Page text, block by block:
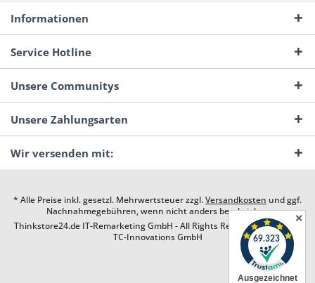
Informationen
Service Hotline
Unsere Communitys
Unsere Zahlungsarten
Wir versenden mit:
* Alle Preise inkl. gesetzl. Mehrwertsteuer zzgl.Versandkosten und ggf.
Nachnahmegebühren, wenn nicht anders beschrieben
Thinkstore24.de IT-Remarketing GmbH - All Rights Reserved. Design by
TC-Innovations GmbH
✕